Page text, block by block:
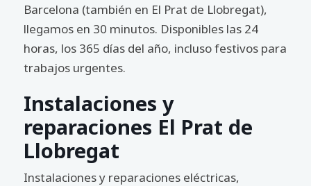
Barcelona (también en El Prat de Llobregat),
llegamos en 30 minutos. Disponibles las 24
horas, los 365 días del año, incluso festivos para
trabajos urgentes.
Instalaciones y
reparaciones El Prat de
Llobregat
Instalaciones y reparaciones eléctricas,